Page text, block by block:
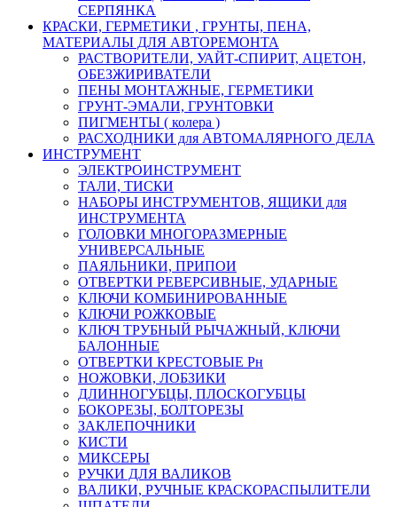
СЕРПЯНКА
КРАСКИ, ГЕРМЕТИКИ , ГРУНТЫ, ПЕНА,
МАТЕРИАЛЫ ДЛЯ АВТОРЕМОНТА
РАСТВОРИТЕЛИ, УАЙТ-СПИРИТ, АЦЕТОН,
ОБЕЗЖИРИВАТЕЛИ
ПЕНЫ МОНТАЖНЫЕ, ГЕРМЕТИКИ
ГРУНТ-ЭМАЛИ, ГРУНТОВКИ
ПИГМЕНТЫ ( колера )
РАСХОДНИКИ для АВТОМАЛЯРНОГО ДЕЛА
ИНСТРУМЕНТ
ЭЛЕКТРОИНСТРУМЕНТ
ТАЛИ, ТИСКИ
НАБОРЫ ИНСТРУМЕНТОВ, ЯЩИКИ для
ИНСТРУМЕНТА
ГОЛОВКИ МНОГОРАЗМЕРНЫЕ
УНИВЕРСАЛЬНЫЕ
ПАЯЛЬНИКИ, ПРИПОИ
ОТВЕРТКИ РЕВЕРСИВНЫЕ, УДАРНЫЕ
КЛЮЧИ КОМБИНИРОВАННЫЕ
КЛЮЧИ РОЖКОВЫЕ
КЛЮЧ ТРУБНЫЙ РЫЧАЖНЫЙ, КЛЮЧИ
БАЛОННЫЕ
ОТВЕРТКИ КРЕСТОВЫЕ Рн
НОЖОВКИ, ЛОБЗИКИ
ДЛИННОГУБЦЫ, ПЛОСКОГУБЦЫ
БОКОРЕЗЫ, БОЛТОРЕЗЫ
ЗАКЛЕПОЧНИКИ
КИСТИ
МИКСЕРЫ
РУЧКИ ДЛЯ ВАЛИКОВ
ВАЛИКИ, РУЧНЫЕ КРАСКОРАСПЫЛИТЕЛИ